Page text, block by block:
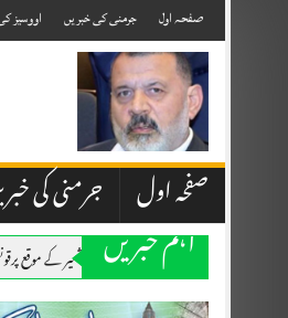
to
content
صفحہ اول جرمنی کی خبریں اووسیز
صفحہ اول جرمنی کی
اہم خبریں
۔،۔ یوم استحصال کشمیر کے موقع
۔،۔ آگ بجھانے والے دو ہیلی کاپٹر